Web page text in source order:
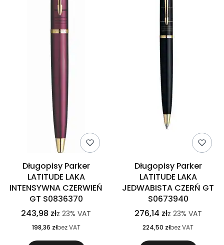
Długopisy Parker
LATITUDE LAKA
INTENSYWNA CZERWIEŃ
GT S0836370
243,98 złz 23% VAT
198,36 złbez VAT
Długopisy Parker
LATITUDE LAKA
JEDWABISTA CZERŃ GT
S0673940
276,14 złz 23% VAT
224,50 złbez VAT